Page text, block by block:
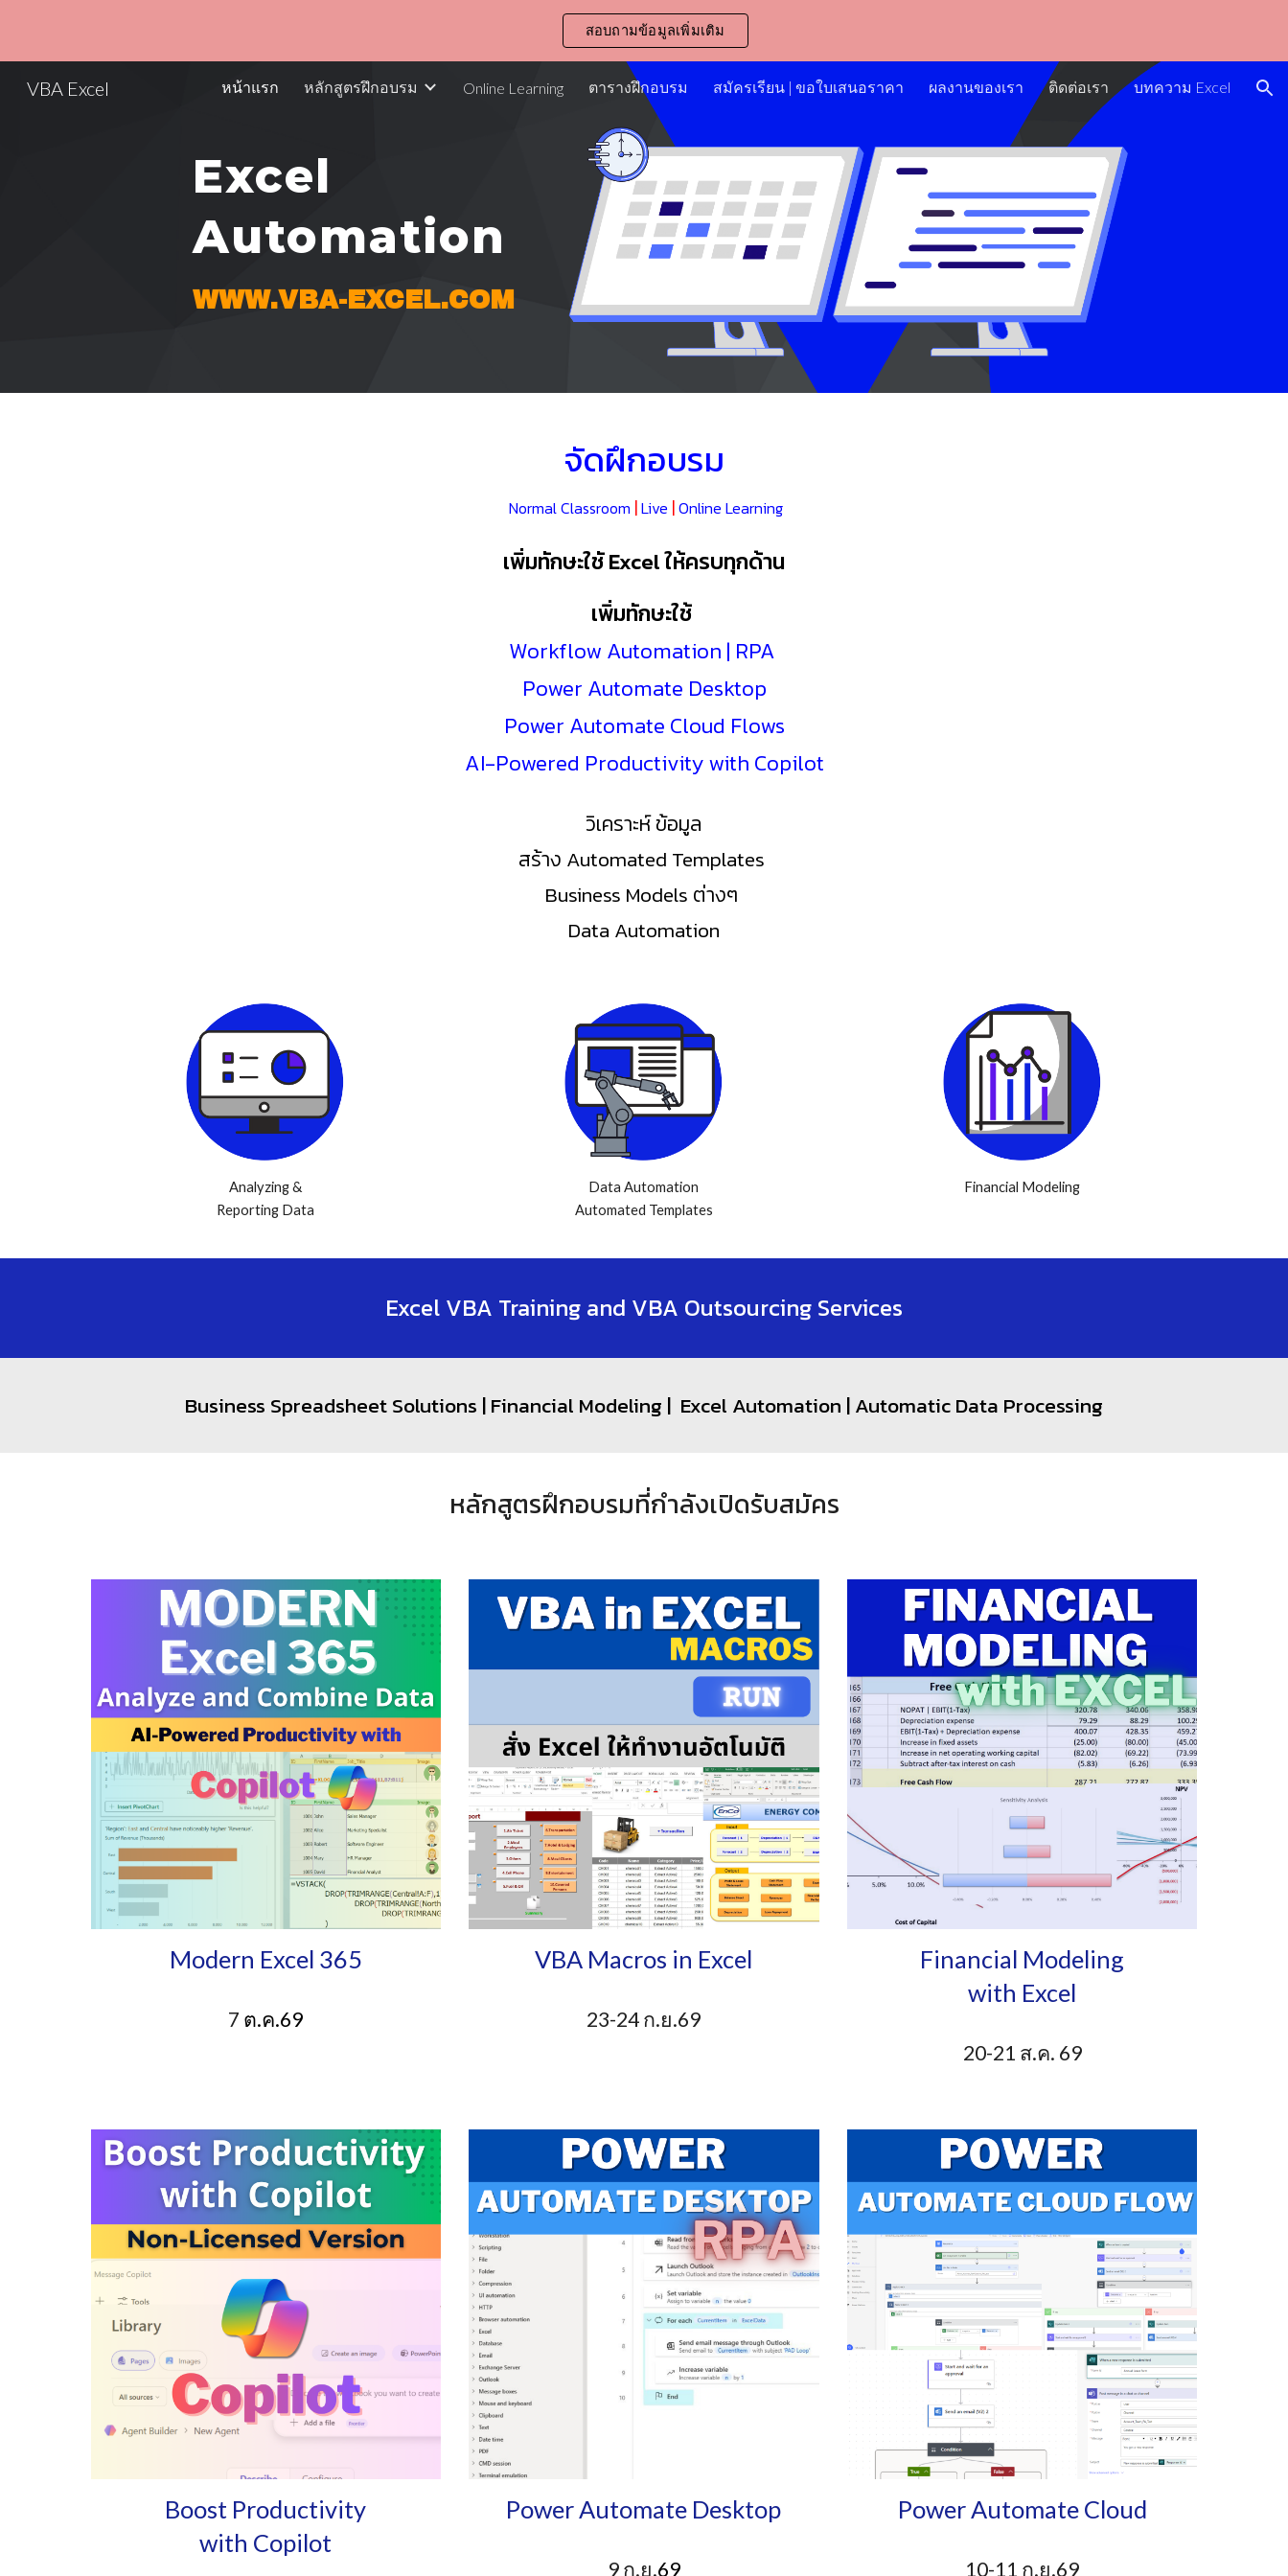
สอบถามข้อมูลเพิ่มเติม
VBA Excel หน้าแรก หลักสูตรฝึกอบรม Online Learning ตารางฝึกอบรม สมัครเรียน | ขอใบเสนอราคา ผลงานของเรา ติดต่อเรา บทความ Excel
Excel
Automation
WWW.VBA-EXCEL.COM
จัดฝึกอบรม
Normal Classroom |Live |Online Learning
เพิ่มทักษะใชั Excel ให้ครบทุกด้าน
เพิ่มทักษะใช้
Workflow Automation | RPA
Power Automate Desktop
Power Automate Cloud Flows
AI-Powered Productivity with Copilot
วิเคราะห์ ข้อมูล
สร้าง Automated Templates
Business Models ต่างๆ
Data Automation
Analyzing &
Reporting Data
Data Automation
Automated Templates
Financial Modeling
Excel VBA Training and VBA Outsourcing Services
Business Spreadsheet Solutions | Financial Modeling | Excel Automation | Automatic Data Processing
หลักสูตรฝึกอบรมที่กำลังเปิดรับสมัคร
Modern Excel 365
7 ต.ค.69
VBA Macros in Excel
23-24 ก.ย.69
Financial Modeling
with Excel
20-21 ส.ค. 69
Boost Productivity
with Copilot
Power Automate Desktop
9ก.ย.69
PowerAutomate Cloud
10-11 ก.ย.69